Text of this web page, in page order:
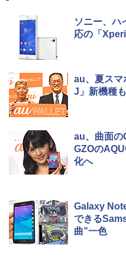
ソニー、ハ
応の「
au、夏スマ
J」新機種
au、曲面の
GZOの
化へ
Galaxy
できる
曲”一色